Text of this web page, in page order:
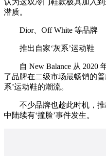
潜质。
Dior、Off White 等品牌
推出自家‘灰系’运动鞋
自 New Balance 从 2020
了品牌在二级市场最畅销的
系’运动鞋的潮流。
不少品牌也趁此时机，推
中陆续有‘撞脸’事件发生。